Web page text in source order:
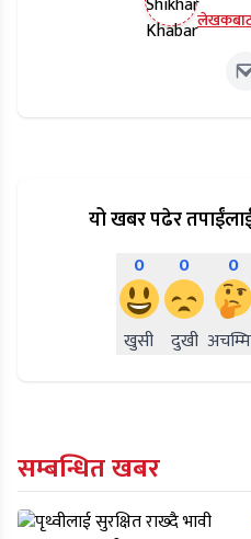
यो खबर पढेर
0
खुसी
0
दुखी
0
सम्बन्धित खबर